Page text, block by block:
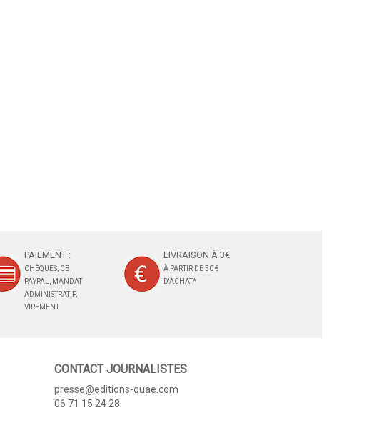
PAIEMENT :
CHÈQUES, CB,
PAYPAL, MANDAT
ADMINISTRATIF,
VIREMENT
LIVRAISON À 3€
À PARTIR DE 50 €
D'ACHAT*
CONTACT JOURNALISTES
presse@editions-quae.com
06 71 15 24 28